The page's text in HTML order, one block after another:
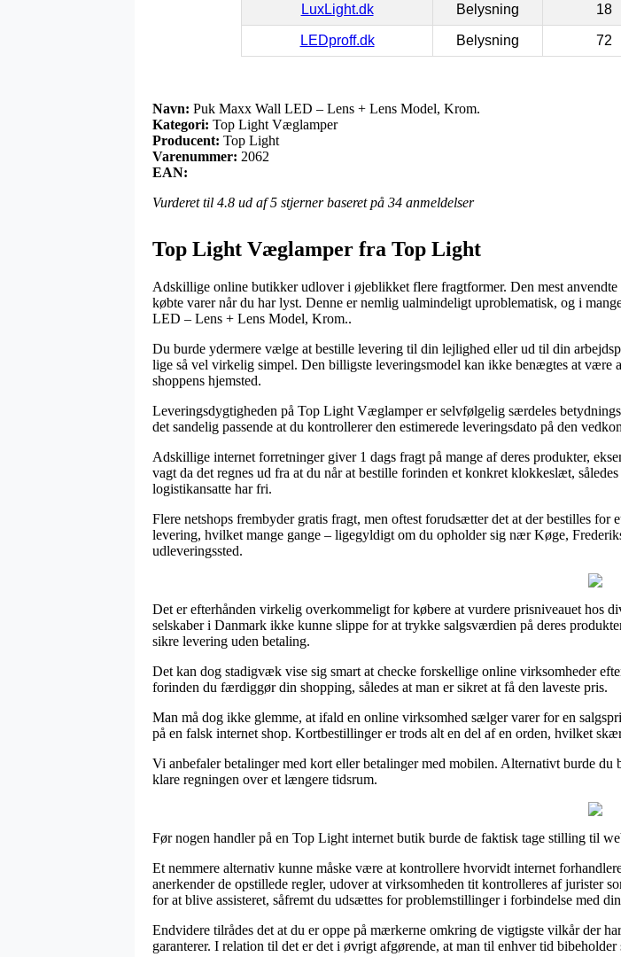
LuxLight.dk Belysning 18
LEDproff.dk Belysning 72
Navn: Puk Maxx Wall LED – Lens + Lens Model, Krom.
Kategori: Top Light Væglamper
Producent: Top Light
Varenummer: 2062
EAN:
Vurderet til 4.8 ud af 5 stjerner baseret på 34 anmeldelser
Top Light Væglamper fra Top Light
Adskillige online butikker udlover i øjeblikket flere fragtformer. Den mest
købte varer når du har lyst. Denne er nemlig ualmindeligt uproblematisk, og i
LED – Lens + Lens Model, Krom..
Du burde ydermere vælge at bestille levering til din lejlighed eller ud til din
lige så vel virkelig simpel. Den billigste leveringsmodel kan ikke benægtes at
shoppens hjemsted.
Leveringsdygtigheden på Top Light Væglamper er selvfølgelig særdeles
det sandelig passende at du kontrollerer den estimerede leveringsdato på den
Adskillige internet forretninger giver 1 dags fragt på mange af deres produkter,
vagt da det regnes ud fra at du når at bestille forinden et konkret klokkeslæt,
logistikansatte har fri.
Flere netshops frembyder gratis fragt, men oftest forudsætter det at der bestilles
levering, hvilket mange gange – ligegyldigt om du opholder sig nær Køge,
udleveringssted.
Det er efterhånden virkelig overkommeligt for købere at vurdere prisniveauet hos
selskaber i Danmark ikke kunne slippe for at trykke salgsværdien på deres
sikre levering uden betaling.
Det kan dog stadigvæk vise sig smart at checke forskellige online virksomheder
forinden du færdiggør din shopping, således at man er sikret at få den laveste pris.
Man må dog ikke glemme, at ifald en online virksomhed sælger varer for en
på en falsk internet shop. Kortbestillinger er trods alt en del af en orden, hvilket
Vi anbefaler betalinger med kort eller betalinger med mobilen. Alternativt burde
klare regningen over et længere tidsrum.
Før nogen handler på en Top Light internet butik burde de faktisk tage stilling til
Et nemmere alternativ kunne måske være at kontrollere hvorvidt internet
anerkender de opstillede regler, udover at virksomheden tit kontrolleres af jurister
for at blive assisteret, såfremt du udsættes for problemstillinger i forbindelse med
Endvidere tilrådes det at du er oppe på mærkerne omkring de vigtigste vilkår der
garanterer. I relation til det er det i øvrigt afgørende, at man til enhver tid